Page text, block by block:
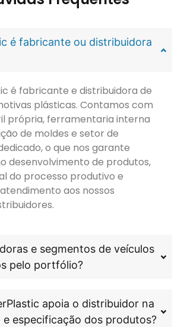
é fabricante ou distribuidora
é fabricante e distribuidora de
plásticas. Contamos com
própria, ferramentaria interna
de moldes e setor de
o que nos garante
desenvolvimento de produtos,
do processo produtivo e
aos nossos
e segmentos de veículos
pelo portfólio?
apoia o distribuidor na
especificação dos produtos?